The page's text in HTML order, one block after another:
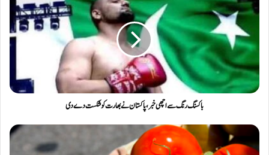
باکسنگ رنگ سے اچھی خبر، پاکستان نے بھارت کو شکست دے دی